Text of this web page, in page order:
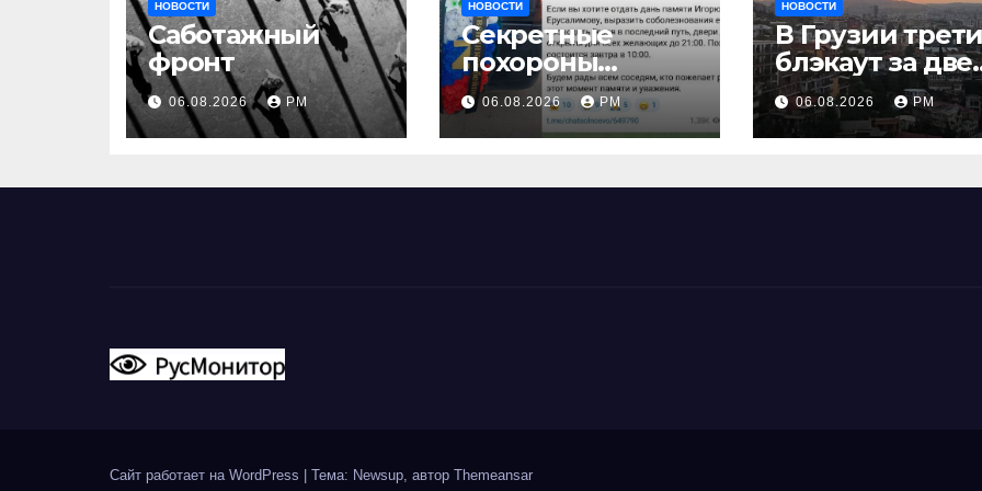
НОВОСТИ
Саботажный
фронт
06.08.2026 РМ
НОВОСТИ
Секретные
похороны
заставляют
иначе взглянуть
на взрыв
06.08.2026 РМ
НОВОСТИ
В Грузии
блэкаут за две
недели
06.08.2026 РМ
Сайт работает на WordPress Тема: Newsup, автор Themeansar